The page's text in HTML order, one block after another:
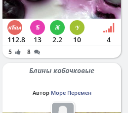
112.8 13 2.2 10 4
5 8
Блины кабачковые
Автор Море Перемен